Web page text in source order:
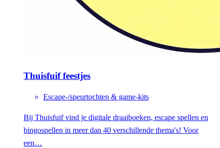
Thuisfuif feestjes
Escape-/speurtochten & game-kits
Bij Thuisfuif vind je digitale draaiboeken, escape spellen en
bingospellen in meer dan 40 verschillende thema's! Voor
een…